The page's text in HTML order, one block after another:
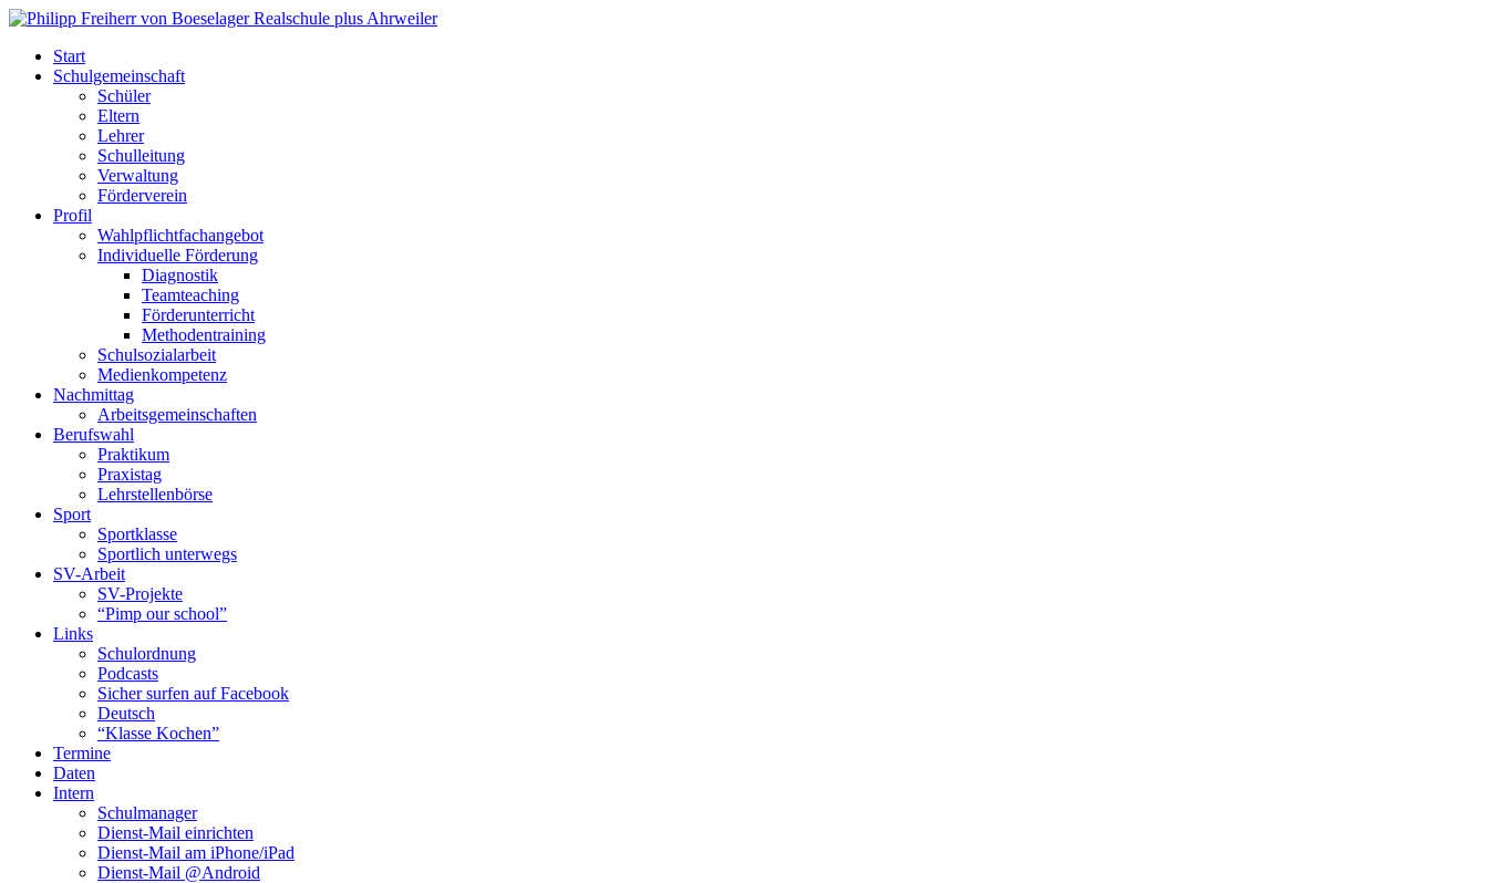
Start
Schulgemeinschaft
Schüler
Eltern
Lehrer
Schulleitung
Verwaltung
Förderverein
Profil
Wahlpflichtfachangebot
Individuelle Förderung
Diagnostik
Teamteaching
Förderunterricht
Methodentraining
Schulsozialarbeit
Medienkompetenz
Nachmittag
Arbeitsgemeinschaften
Berufswahl
Praktikum
Praxistag
Lehrstellenbörse
Sport
Sportklasse
Sportlich unterwegs
SV-Arbeit
SV-Projekte
“Pimp our school”
Links
Schulordnung
Podcasts
Sicher surfen auf Facebook
Deutsch
“Klasse Kochen”
Termine
Daten
Intern
Schulmanager
Dienst-Mail einrichten
Dienst-Mail am iPhone/iPad
Dienst-Mail @Android